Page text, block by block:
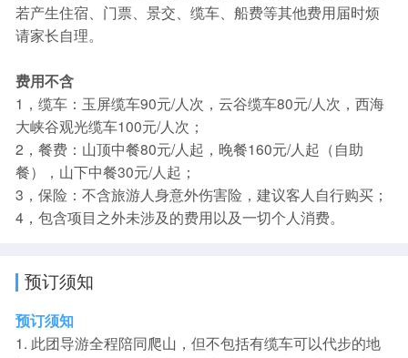
若产生住宿、门票、景交、缆车、船费等其他费用届时烦
请家长自理。
费用不含
1，缆车：玉屏缆车90元/人次，云谷缆车80元/人次，西海
大峡谷观光缆车100元/人次；
2，餐费：山顶中餐80元/人起，晚餐160元/人起（自助
餐），山下中餐30元/人起；
3，保险：不含旅游人身意外伤害险，建议客人自行购买；
4，包含项目之外未涉及的费用以及一切个人消费。
预订须知
预订须知
1. 此团导游全程陪同爬山，但不包括有缆车可以代步的地